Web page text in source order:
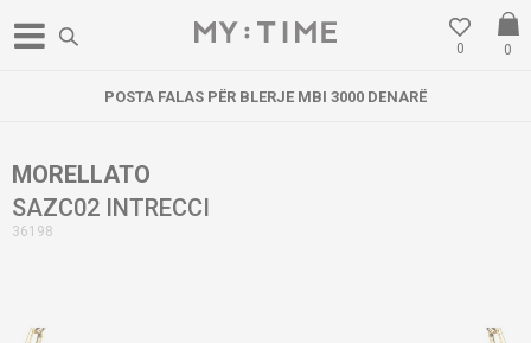
0
0
POSTA FALAS PËR BLERJE MBI 3000 DENARË
MORELLATO
SAZC02 INTRECCI
36198